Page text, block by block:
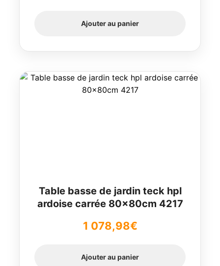
Ajouter au panier
Table basse de jardin teck hpl
ardoise carrée 80x80cm 4217
1 078,98€
Ajouter au panier